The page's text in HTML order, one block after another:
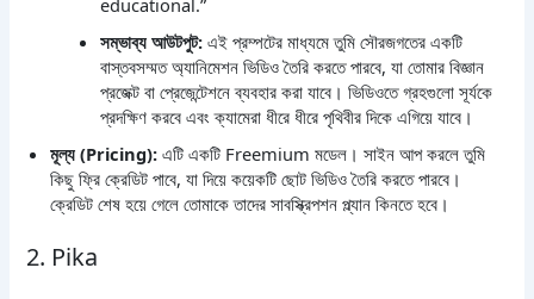
educational.”
সম্ভাব্য আউটপুট: এই প্রম্পটের মাধ্যমে তুমি সৌরজগতের একটি
বাস্তবসম্মত অ্যানিমেশন ভিডিও তৈরি করতে পারবে, যা তোমার বিজ্ঞান
প্রজেক্ট বা প্রেজেন্টেশনে ব্যবহার করা যাবে। ভিডিওতে গ্রহগুলো সূর্যকে
প্রদক্ষিণ করবে এবং ক্যামেরা ধীরে ধীরে পৃথিবীর দিকে এগিয়ে যাবে।
মূল্য (Pricing): এটি একটি Freemium মডেল। সাইন আপ করলে তুমি
কিছু ফ্রি ক্রেডিট পাবে, যা দিয়ে কয়েকটি ছোট ভিডিও তৈরি করতে পারবে।
ক্রেডিট শেষ হয়ে গেলে তোমাকে তাদের সাবস্ক্রিপশন প্ল্যান কিনতে হবে।
2. Pika